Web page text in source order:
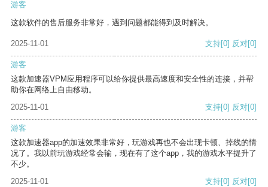
游客
这款软件的售后服务非常好，遇到问题都能得到及时解决。
2025-11-01 支持[0] 反对[0]
游客
这款加速器VPM应用程序可以给你提供最高速度和安全性的连接，并帮
助你在网络上自由移动。
2025-11-01
支持[0] 反对[0]
游客
这款加速器app的加速效果非常好，玩游戏再也不会出现卡顿、掉线的情
况了。我以前玩游戏经常会输，现在有了这个app，我的游戏水平提升了
不少。
2025-11-01
支持[0] 反对[0]